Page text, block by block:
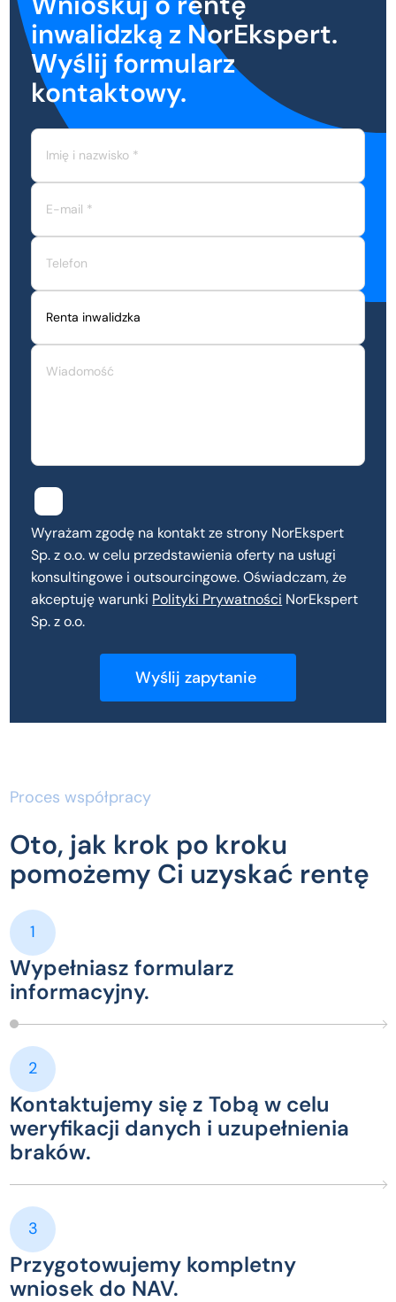
inwalidzką z NorEkspert.
Wyślij formularz
kontaktowy.
Wyrażam zgodę na kontakt ze strony NorEkspert
Sp. z o.o. w celu przedstawienia oferty na usługi
konsultingowe i outsourcingowe. Oświadczam, że
akceptuję warunki Polityki Prywatności NorEkspert
Sp. z o.o.
Proces współpracy
Oto, jak krok po kroku
pomożemy Ci uzyskać rentę
1
Wypełniasz formularz
informacyjny.
2
Kontaktujemy się z Tobą w celu
weryfikacji danych i uzupełnienia
braków.
3
Przygotowujemy kompletny
wniosek do NAV.